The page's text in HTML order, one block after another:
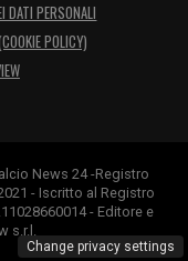
DATI PERSONALI
POLICY)
News 24 -Registro
- Iscritto al Registro
- Editore e
s.r.l.
Change privacy settings